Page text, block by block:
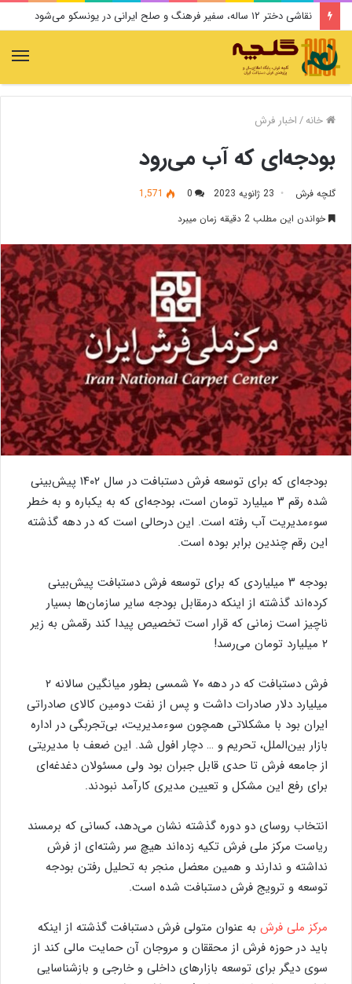
نقاشی دختر ۱۲ ساله، سفیر فرهنگ و صلح ایرانی در یونسکو می‌شود
خانه/اخبار فرش
بودجه‌ای که آب می‌رود
گلچه فرش 23 ژانویه 2023 0
1,571
خواندن این مطلب 2 دقیقه زمان میبرد
بودجه‌ای که برای توسعه فرش دستبافت در سال ۱۴۰۲ پیش‌بینی
شده رقم ۳ میلیارد تومان است، بودجه‌ای که به یکباره و به خطر
سوءمدیریت آب رفته است. این درحالی است که در دهه گذشته
این رقم چندین برابر بوده است.
بودجه ۳ میلیاردی که برای توسعه فرش دستبافت پیش‌بینی
کرده‌اند گذشته از اینکه درمقابل بودجه سایر سازمان‌ها بسیار
ناچیز است زمانی که قرار است تخصیص پیدا کند رقمش به زیر
۲ میلیارد تومان می‌رسد!
فرش دستبافت که در دهه ۷۰ شمسی بطور میانگین سالانه ۲
میلیارد دلار صادرات داشت و پس از نفت دومین کالای صادراتی
ایران بود با مشکلاتی همچون سوءمدیریت، بی‌تجربگی در اداره
بازار بین‌الملل، تحریم و … دچار افول شد. این ضعف با مدیریتی
از جامعه فرش تا حدی قابل جبران بود ولی مسئولان دغدغه‌ای
برای رفع این مشکل و تعیین مدیری کارآمد نبودند.
انتخاب روسای دو دوره گذشته نشان می‌دهد، کسانی که برمسند
ریاست مرکز ملی فرش تکیه زده‌اند هیچ سر رشته‌ای از فرش
نداشته و ندارند و همین معضل منجر به تحلیل رفتن بودجه
توسعه و ترویج فرش دستبافت شده است.
مرکز ملی فرش به عنوان متولی فرش دستبافت گذشته از اینکه
باید در حوزه فرش از محققان و مروجان آن حمایت مالی کند از
سوی دیگر برای توسعه بازارهای داخلی و خارجی و بازشناسایی